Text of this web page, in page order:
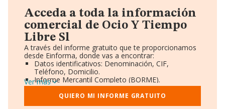
Acceda a toda la información
comercial de Ocio Y Tiempo
Libre Sl
A través del informe gratuito que te proporcionamos
desde Einforma, donde vas a encontrar:
Datos identificativos: Denominación, CIF,
Teléfono, Domicilio.
Informe Mercantil Completo (BORME).
Gráficos de Evolución Ventas y Empleados.
Consejo de Administración y Administradores.
Directivos y Ejecutivos.
Ver más
QUIERO MI INFORME GRATUITO